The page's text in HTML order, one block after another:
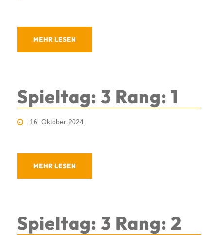
MEHR LESEN
Spieltag: 3 Rang: 1
16. Oktober 2024
MEHR LESEN
Spieltag: 3 Rang: 2